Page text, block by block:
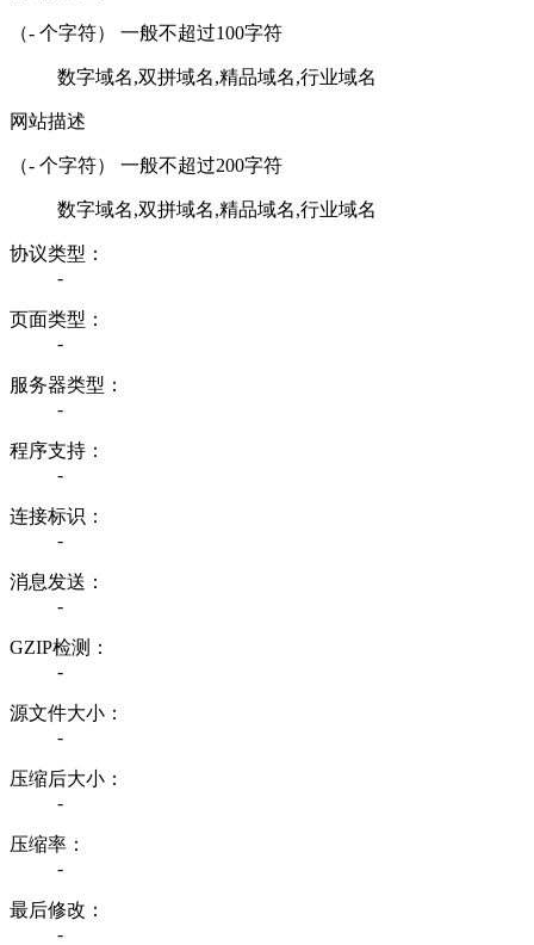
（- 个字符） 一般不超过100字符
数字域名,双拼域名,精品域名,行业域名
网站描述
（- 个字符） 一般不超过200字符
数字域名,双拼域名,精品域名,行业域名
协议类型：
-
页面类型：
-
服务器类型：
-
程序支持：
-
连接标识：
-
消息发送：
-
GZIP检测：
-
源文件大小：
-
压缩后大小：
-
压缩率：
-
最后修改：
-